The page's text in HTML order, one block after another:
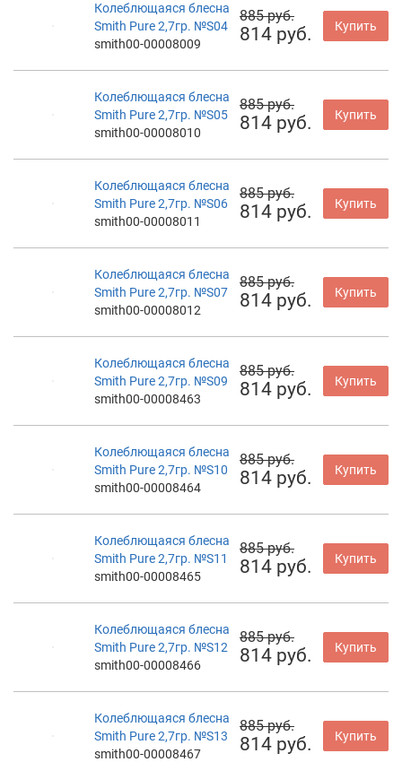
Колеблющаяся блесна
Smith Pure 2,7гр. №S04
smith00-00008009
885 руб.
814 руб. Купить
Колеблющаяся блесна
Smith Pure 2,7гр. №S05
smith00-00008010
885 руб.
814 руб. Купить
Колеблющаяся блесна
Smith Pure 2,7гр. №S06
smith00-00008011
885 руб.
814 руб. Купить
Колеблющаяся блесна
Smith Pure 2,7гр. №S07
smith00-00008012
885 руб.
814 руб. Купить
Колеблющаяся блесна
Smith Pure 2,7гр. №S09
smith00-00008463
885 руб.
814 руб. Купить
Колеблющаяся блесна
Smith Pure 2,7гр. №S10
smith00-00008464
885 руб.
814 руб. Купить
Колеблющаяся блесна
Smith Pure 2,7гр. №S11
smith00-00008465
885 руб.
814 руб. Купить
Колеблющаяся блесна
Smith Pure 2,7гр. №S12
smith00-00008466
885 руб.
814 руб. Купить
Колеблющаяся блесна
Smith Pure 2,7гр. №S13
smith00-00008467
885 руб.
814 руб. Купить